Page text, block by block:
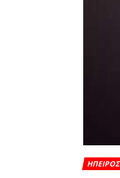
ΗΠΕΙΡΟΣ